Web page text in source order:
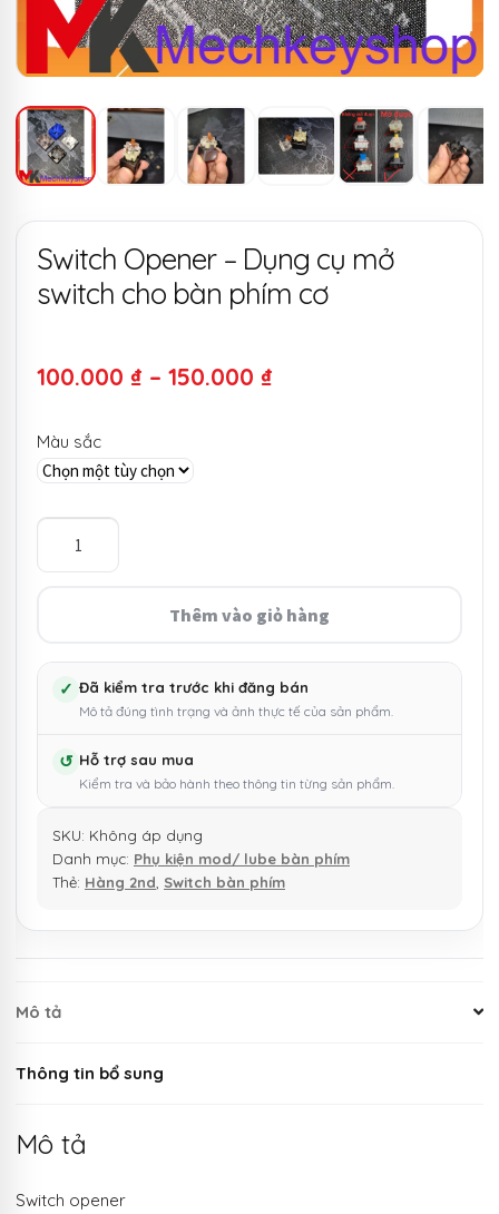
Switch Opener – Dụng cụ mở
switch cho bàn phím cơ
100.000 ₫ – 150.000 ₫
Màu sắc
Switch
Opener
mở
switch
phím
cơ
lượng
Thêm vào giỏ hàng
✓ Đã kiểm tra trước khi đăng bán
Mô tả đúng tình trạng và ảnh thực tế của sản phẩm.
↺ Hỗ trợ sau mua
Kiểm tra và bảo hành theo thông tin từng sản phẩm.
SKU: Không áp dụng
Danh mục: Phụ kiện mod/ lube bàn phím
Thẻ: Hàng 2nd Switch bàn phím
Mô tả
Thông tin bổ sung
Mô tả
Switch opener